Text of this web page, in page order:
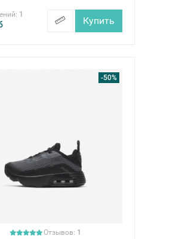
1
Купить
-50%
Отзывов: 1